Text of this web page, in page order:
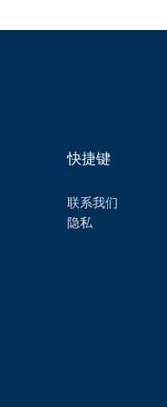
快捷键
联系我们
隐私